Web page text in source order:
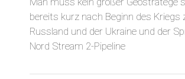
bereits kurz nach Beginn des Kriegs
Russland und der Ukraine und der
Nord Stream 2-Pipeline